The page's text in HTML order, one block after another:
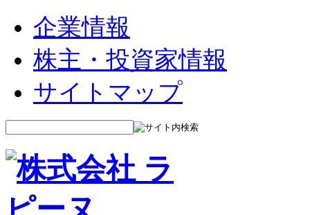
企業情報
株主・投資家情報
サイトマップ